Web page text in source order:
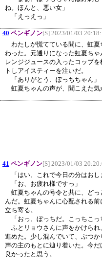
ね。ほんと、悪い女」
「えっえっ」
40 ペンギノン[S] 2023/01/03
わたしが慌てている間に、虹夏
わった。元通りになった虹夏ち
レンジジュースの入ったコップ
トしアイスティーを注いだ。
「ありがとう、ぼっちちゃん」
虹夏ちゃんの声が、聞こえた気
41 ペンギノン[S] 2023/01/03
「はい、これで今日の分はおし
「お、お疲れ様ですっ」
虹夏ちゃんの号令と共に、どっ
んだ。虹夏ちゃんに心配される
立ち寄る。
「おっ、ぼっちだ。こっちこっ
ふとリョウさんに声をかけられ
進めた。少し混んでいて、ぶつ
声の主のもとに辿り着いた。今
良かったと思う。